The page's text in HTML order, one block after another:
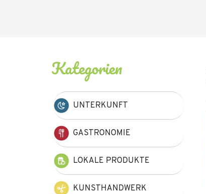
Kategorien
UNTERKUNFT
GASTRONOMIE
LOKALE PRODUKTE
KUNSTHANDWERK